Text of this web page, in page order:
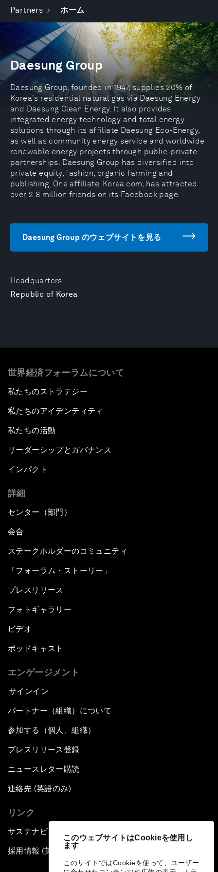
このウェブサイトはCookieを使用し
ます
このサイトではCookieを使って、ユーザー
Partners ホーム
Headquarters
Republic of Korea
Daesung Group
Daesung Group, founded in 1947, supplies 20% of
Korea's residential natural gas via Daesung Energy
and Daesung Clean Energy. It also provides
integrated energy technology and total energy
solutions through its affiliate Daesung Eco-Energy,
as well as community energy service and worldwide
renewable energy projects through public-private
partnerships. Daesung Group has diversified into
private equity, fashion, organic farming and
publishing. One affiliate, Korea.com, has attracted
over 2.8 million friends on its Facebook page.
Daesung Group のウェブサイトを見る
世界経済フォーラムについて
私たちのストラテジー
私たちのアイデンティティ
私たちの活動
リーダーシップとガバナンス
インパクト
詳細
センター（部門）
会合
ステークホルダーのコミュニティ
「フォーラム・ストーリー」
プレスリリース
フォトギャラリー
ビデオ
ポッドキャスト
エンゲージメント
サインイン
パートナー（組織）について
参加する（個人、組織）
プレスリリース登録
ニュースレター購読
連絡先 (英語のみ)
リンク
サステナビリティへの取り組み
採用情報 (英語のみ)